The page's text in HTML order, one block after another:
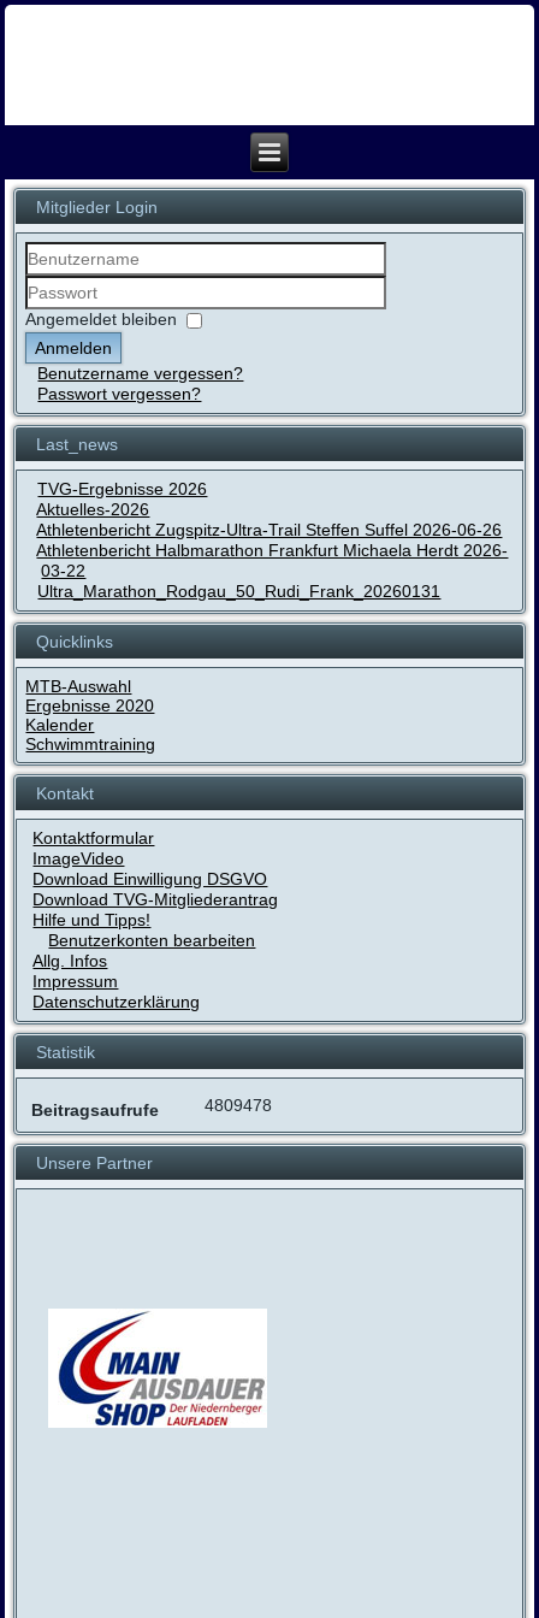
Mitglieder Login
Benutzername
Passwort
Angemeldet bleiben
Anmelden
Benutzername vergessen?
Passwort vergessen?
Last_news
TVG-Ergebnisse 2026
Aktuelles-2026
Athletenbericht Zugspitz-Ultra-Trail Steffen Suffel 2026-06-26
Athletenbericht Halbmarathon Frankfurt Michaela Herdt 2026-
03-22
Ultra_Marathon_Rodgau_50_Rudi_Frank_20260131
Quicklinks
MTB-Auswahl
Ergebnisse 2020
Kalender
Schwimmtraining
Kontakt
Kontaktformular
ImageVideo
Download Einwilligung DSGVO
Download TVG-Mitgliederantrag
Hilfe und Tipps!
Benutzerkonten bearbeiten
Allg. Infos
Impressum
Datenschutzerklärung
Statistik
Beitragsaufrufe 4809478
Unsere Partner